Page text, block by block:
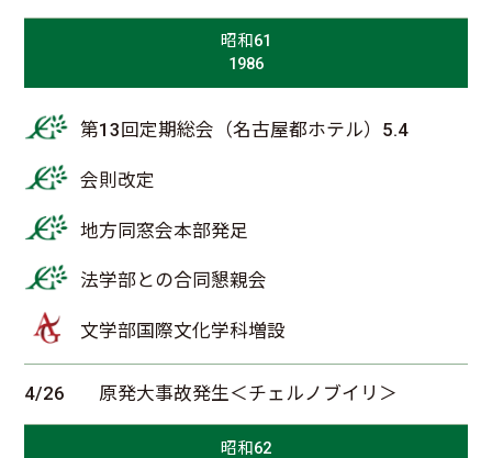
昭和61
1986
第13回定期総会（名古屋都ホテル）5.4
会則改定
地方同窓会本部発足
法学部との合同懇親会
文学部国際文化学科増設
4/26 原発大事故発生＜チェルノブイリ＞
昭和62